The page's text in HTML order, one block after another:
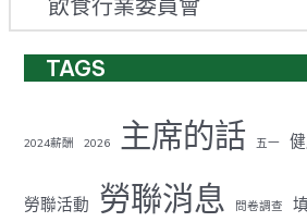
飲食行業委員會
TAGS
2024薪酬 2026 主席的話 五一
勞聯活動 勞聯消息 問卷調查